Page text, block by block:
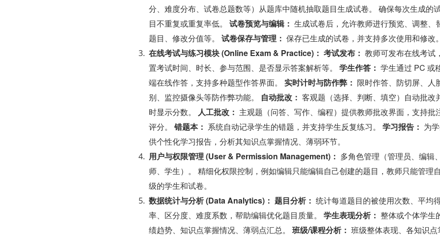
分、难度分布、试卷总题数等）从题库中随机抽取题目生成试卷。 确保每次生成的
目不重复或重复率低。 试卷预览与编辑： 生成试卷后，允许教师进行预览、调整、
题目、修改分值等。 试卷保存与管理： 保存已生成的试卷，并支持多次使用和修改。
在线考试与练习模块 (Online Exam & Practice)： 考试发布： 教师可发布在线考试
置考试时间、时长、参与范围、是否显示答案解析等。 学生作答： 学生通过 PC 或
端在线作答，支持多种题型作答界面。 实时计时与防作弊： 限时作答、防切屏、人
别、监控摄像头等防作弊功能。 自动批改： 客观题（选择、判断、填空）自动批改
时显示分数。 人工批改： 主观题（问答、写作、编程）提供教师批改界面，支持批注
评分。 错题本： 系统自动记录学生的错题，并支持学生反复练习。 学习报告： 为
供个性化学习报告，分析其知识点掌握情况、薄弱环节。
用户与权限管理 (User & Permission Management)： 多角色管理（管理员、编辑
师、学生）。 精细化权限控制，例如编辑只能编辑自己创建的题目，教师只能管理
级的学生和试卷。
数据统计与分析 (Data Analytics)： 题目分析： 统计每道题目的被使用次数、平均
率、区分度、难度系数，帮助编辑优化题目质量。 学生表现分析： 整体或个体学生
绩趋势、知识点掌握情况、薄弱点汇总。 班级/课程分析： 班级整体表现、各知识点